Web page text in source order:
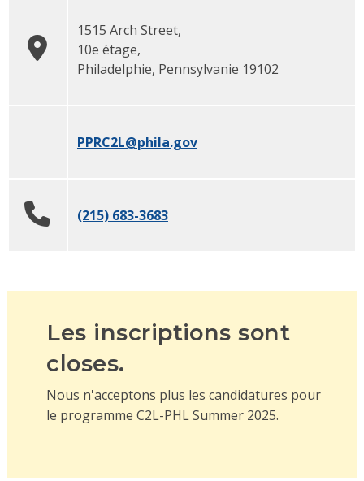
1515 Arch Street,
10e étage,
Philadelphie, Pennsylvanie 19102
PPRC2L@phila.gov
(215) 683-3683
Les inscriptions sont
closes.
Nous n'acceptons plus les candidatures pour
le programme C2L-PHL Summer 2025.